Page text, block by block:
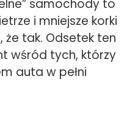
samochody to
i mniejsze korki
tak. Odsetek ten
wśród tych, którzy
auta w pełni